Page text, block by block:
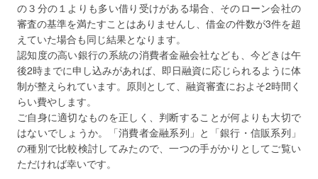
の３分の１よりも多い借り受けがある場合、そのローン会社の
審査の基準を満たすことはありませんし、借金の件数が3件を超
えていた場合も同じ結果となります。
認知度の高い銀行の系統の消費者金融会社なども、今どきは午
後2時までに申し込みがあれば、即日融資に応じられるように体
制が整えられています。原則として、融資審査におよそ2時間く
らい費やします。
ご自身に適切なものを正しく、判断することが何よりも大切で
はないでしょうか。「消費者金融系列」と「銀行・信販系列」
の種別で比較検討してみたので、一つの手がかりとしてご覧い
ただければ幸いです。